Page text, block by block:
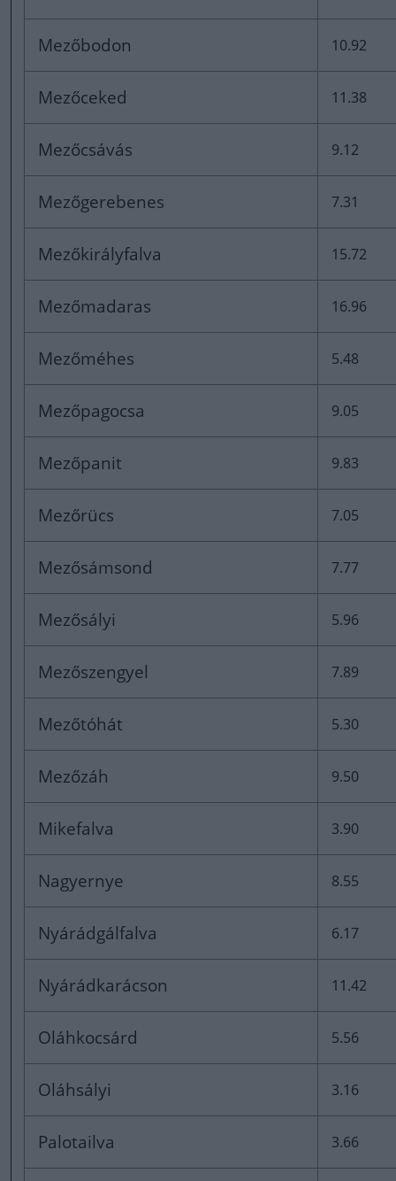
Mezőbodon 10.92
Mezőceked 11.38
Mezőcsávás 9.12
Mezőgerebenes 7.31
Mezőkirályfalva 15.72
Mezőmadaras 16.96
Mezőméhes 5.48
Mezőpagocsa 9.05
Mezőpanit 9.83
Mezőrücs 7.05
Mezősámsond 7.77
Mezősályi 5.96
Mezőszengyel 7.89
Mezőtóhát 5.30
Mezőzáh 9.50
Mikefalva 3.90
Nagyernye 8.55
Nyárádgálfalva 6.17
Nyárádkarácson 11.42
Oláhkocsárd 5.56
Oláhsályi 3.16
Palotailva 3.66